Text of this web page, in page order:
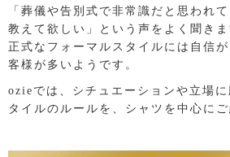
「葬儀や告別式で非常識だと思われ
教えて欲しい」という声をよく聞きま
正式なフォーマルスタイルには自信
客様が多いようです。
ozieでは、シチュエーションや立場
タイルのルールを、シャツを中心にご